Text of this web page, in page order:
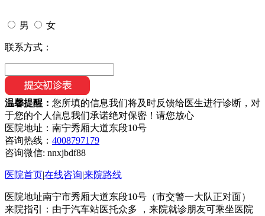
男 女
联系方式：
温馨提醒： 您所填的信息我们将及时反馈给医生进行诊断，对
于您的个人信息我们承诺绝对保密！请您放心
医院地址：南宁秀厢大道东段10号
咨询热线： 4008797179
咨询微信: nnxjbdf88
医院首页|在线咨询|来院路线
医院地址南宁市秀厢大道东段10号（市交警一大队正对面）
来院指引：由于汽车站医托众多 ，来院就诊朋友可乘坐医院